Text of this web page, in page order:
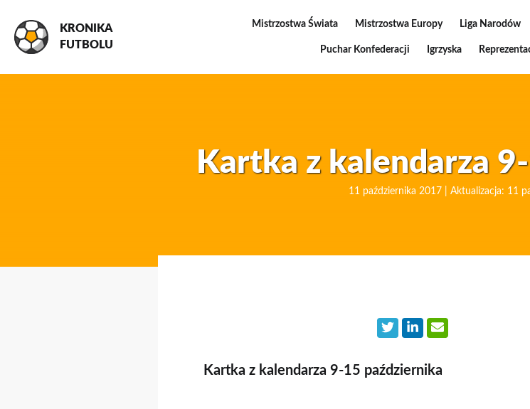
KRONIKA
FUTBOLU
Mistrzostwa Świata Mistrzostwa Europy Liga Narodów
Puchar Konfederacji Igrzyska
Kartka z kalendarza
11 października 2017 | Aktualizacja: 11
Kartka z kalendarza 9-15 października